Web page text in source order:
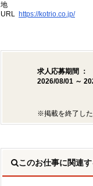
地
URL https://kotrio.co.jp/
求人応募期間 ：
2026/08/01 ～
※掲載を終了した
このお仕事に関連